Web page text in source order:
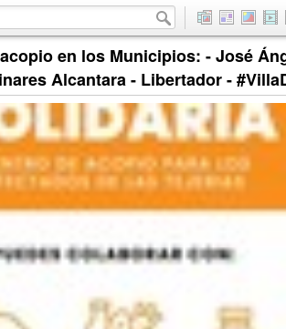
en los Municipios: - José
Alcantara - Libertador -